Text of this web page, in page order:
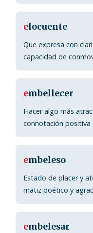
elocuente
Que expresa con
capacidad de
embellecer
Hacer algo más
connotación positiva
embeleso
Estado de placer y
matiz poético y
embelesar